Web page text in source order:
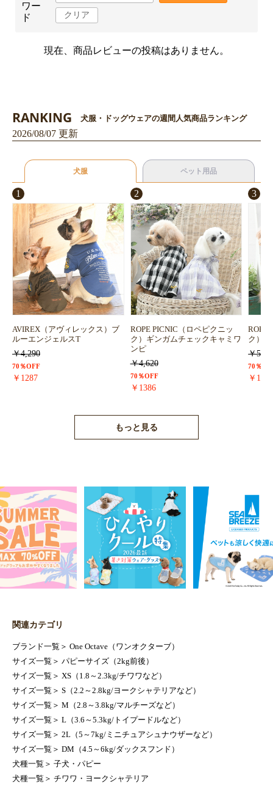
お買い物を続ける カートへ進む
ワー
ド
クリア
現在、商品レビューの投稿はありません。
RANKING 犬服・ドッグウェアの週間人気商品ランキング
2026/08/07 更新
犬服 ペット用品
1
AVIREX（アヴィレックス）ブ
ルーエンジェルスT
￥4,290
70％OFF
￥1287
2
ROPE PICNIC（ロペピクニッ
ク）ギンガムチェックキャミワ
ンピ
￥4,620
70％OFF
￥1386
3
ROPE
ク）
￥
70％
￥
もっと見る
関連カテゴリ
ブランド一覧 ＞ One Octave（ワンオクターブ）
サイズ一覧 ＞ パピーサイズ（2kg前後）
サイズ一覧 ＞ XS（1.8～2.3kg/チワワなど）
サイズ一覧 ＞ S（2.2～2.8kg/ヨークシャテリアなど）
サイズ一覧 ＞ M（2.8～3.8kg/マルチーズなど）
サイズ一覧 ＞ L（3.6～5.3kg/トイプードルなど）
サイズ一覧 ＞ 2L（5～7kg/ミニチュアシュナウザーなど）
サイズ一覧 ＞ DM（4.5～6kg/ダックスフンド）
犬種一覧 ＞ 子犬・パピー
犬種一覧 ＞ チワワ・ヨークシャテリア